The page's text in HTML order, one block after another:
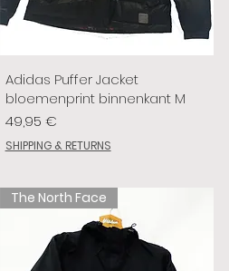
Adidas Puffer Jacket
bloemenprint binnenkant M
Prix
49,95 €
SHIPPING & RETURNS
The North Face